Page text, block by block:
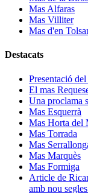
Mas Alfaras
Mas Villiter
Mas d'en
Destacats
Presentació
El mas
Una proclama
Mas Esquerrà
Mas Horta del
Mas Torrada
Mas
Mas Marquès
Mas Formiga
Article de
amb nou